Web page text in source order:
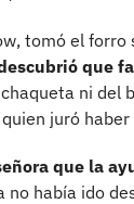
tomó el
que
ni del
juró
que la
no había ido